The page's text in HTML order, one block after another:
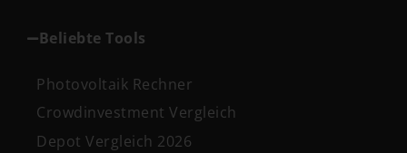
Beliebte Tools
Photovoltaik Rechner
Crowdinvestment Vergleich
Depot Vergleich 2026